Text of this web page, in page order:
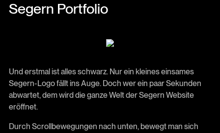
Segern Portfolio
Und erstmal ist alles schwarz. Nur ein kleines einsames
Segern-Logo fällt ins Auge. Doch wer ein paar Sekunden
abwartet, dem wird die ganze Welt der Segern Website
eröffnet.
Durch Scrollbewegungen nach unten, bewegt man sich